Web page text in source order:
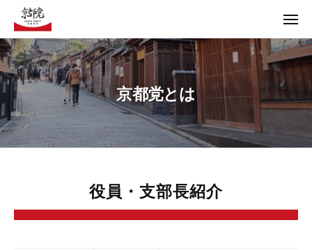
テ
ツ
へ
ス
メ
ニ
ュ
ー
京都党とは
都
役員・支部長紹介
ー